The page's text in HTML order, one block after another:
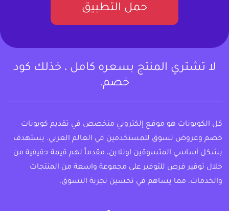
حمل التطبيق
لا تشتري المنتج بسعره كامل ، خذلك كود
خصم.
كل الكوبونات هو موقع إلكتروني متخصص في تقديم كوبونات
خصم وعروض تسوق للمستخدمين في العالم العربي. يستهدف
بشكل أساسي المتسوقين اونلاين، مقدماً لهم قيمة حقيقية من
خلال توفير فرص للتوفير على مجموعة واسعة من المنتجات
والخدمات، مما يساهم في تحسين تجربة التسوق.